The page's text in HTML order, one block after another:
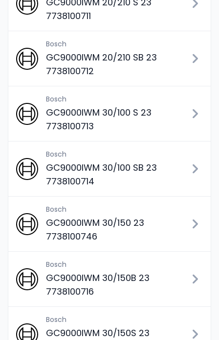
7738100711
Bosch
GC9000IWM 20/210 SB 23
7738100712
Bosch
GC9000IWM 30/100 S 23
7738100713
Bosch
GC9000IWM 30/100 SB 23
7738100714
Bosch
GC9000IWM 30/150 23
7738100746
Bosch
GC9000IWM 30/150B 23
7738100716
Bosch
GC9000IWM 30/150S 23